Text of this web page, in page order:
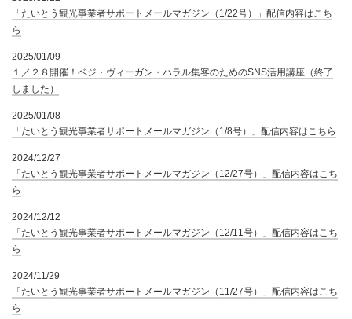
「たいとう観光事業者サポートメールマガジン（1/22号）」配信内容はこち
ら
2025/01/09
１／２８開催！ベジ・ヴィーガン・ハラル集客のためのSNS活用講座（終了
しました）
2025/01/08
「たいとう観光事業者サポートメールマガジン（1/8号）」配信内容はこちら
2024/12/27
「たいとう観光事業者サポートメールマガジン（12/27号）」配信内容はこち
ら
2024/12/12
「たいとう観光事業者サポートメールマガジン（12/11号）」配信内容はこち
ら
2024/11/29
「たいとう観光事業者サポートメールマガジン（11/27号）」配信内容はこち
ら